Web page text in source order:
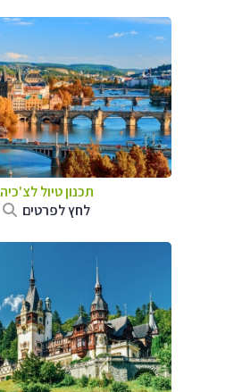
תכנון טיול לצ'כיה
לחץ לפרטים